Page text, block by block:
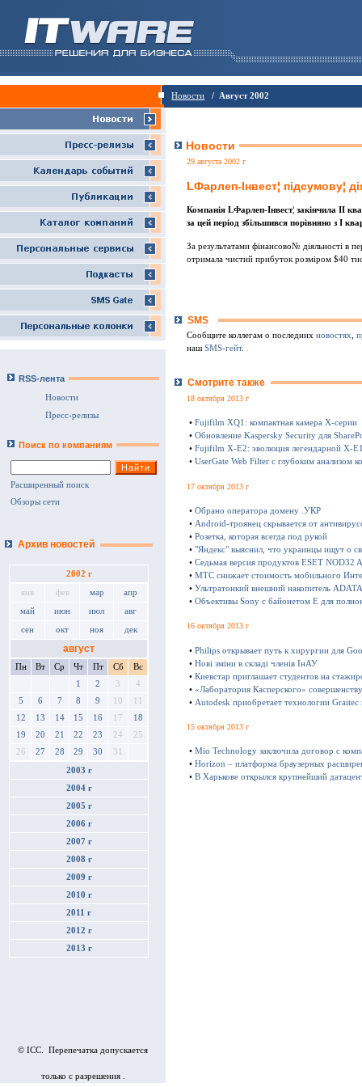
Новости / Август 2002
RSS-лента
Новости
Пресс-релизы
Поиск по компаниям
Расширенный поиск
Обзоры сети
Архив новостей
2002 г
янв фев мар апр
май июн июл авг
сен окт ноя дек
август
Пн Вт Ср Чт Пт Сб
Вс
1
2 3
4
5
6 7 8 9 10
11
12
13 14 15 16 17
18
19
20 21 22 23 24
25
26
27 28 29 30 31
2003 г
2004 г
2005 г
2006 г
2007 г
2008 г
2009 г
2010 г
2011 г
2012 г
2013 г
© ICC. Перепечатка допускается
только с разрешения .
Новости
29 августа 2002 г
LФарлеп-Iнвест¦ пiдсумову¦
Компанiя LФарлеп-Iнвест¦ закiнчила II
за цей перiод збiльшився порiвняно з I
За результатами фiнансово№ дiяльностi в
отримала чистий прибуток розмiром $40
SMS
Сообщите коллегам о последних новостях
наш SMS-гейт.
Смотрите также
18 октября 2013 г
• Fujifilm XQ1: компактная камера Х-серии
• Обновление Kaspersky Security для
• Fujifilm X-E2: эволюция легендарной X-
• UserGate Web Filter с глубоким анализом
17 октября 2013 г
• Обрано оператора домену .УКР
• Android-троянец скрывается от
• Розетка, которая всегда под рукой
• "Яндекс" выяснил, что украинцы ищут о
• Седьмая версия продуктов ESET NOD32
• МТС снижает стоимость мобильного
• Ультратонкий внешний накопитель
• Объективы Sony с байонетом E для
16 октября 2013 г
• Philips открывает путь к хирургии для
• Нові зміни в складі членів ІнАУ
• Киевстар приглашает студентов на
• «Лаборатория Касперского»
• Autodesk приобретает технологии
15 октября 2013 г
• Mio Technology заключила договор с
• Horizon – платформа браузерных
• В Харькове открылся крупнейший